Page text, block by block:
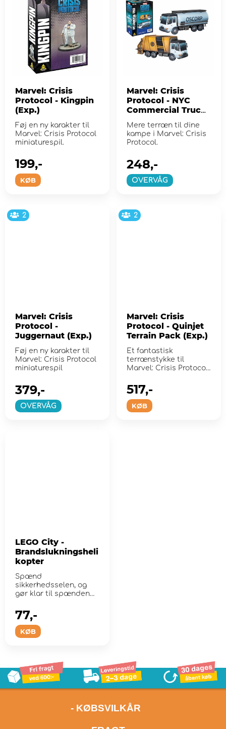
Marvel: Crisis
Protocol - Kingpin
(Exp.)
Føj en ny karakter til
Marvel: Crisis Protocol
miniaturespil.
KØB
199,-
Marvel: Crisis
Protocol - NYC
Commercial Truck
Mere terræn til dine
kampe i Marvel: Crisis
Protocol.
OVERVÅG
248,-
2
Marvel: Crisis
Protocol -
Juggernaut (Exp.)
Føj en ny karakter til
Marvel: Crisis Protocol
miniaturespil
OVERVÅG
379,-
2
Marvel: Crisis
Protocol - Quinjet
Terrain Pack (Exp.)
Et fantastisk
terrænstykke til
Marvel: Crisis Protocol-
KØB
517,-
LEGO City -
Brandslukningsheli
kopter
Spænd
sikkerhedsselen, og
gør klar til spændende
er ...
KØB
77,-
- KØBSVILKÅR